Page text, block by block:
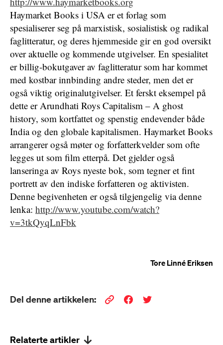
Haymarket Books i USA er et forlag som
spesialiserer seg på marxistisk, sosialistisk og radikal
faglitteratur, og deres hjemmeside gir en god oversikt
over aktuelle og kommende utgivelser. En spesialitet
er billig-bokutgaver av faglitteratur som har kommet
med kostbar innbinding andre steder, men det er
også viktig originalutgivelser. Et ferskt eksempel på
dette er Arundhati Roys Capitalism – A ghost
history, som kortfattet og spenstig endevender både
India og den globale kapitalismen. Haymarket Books
arrangerer også møter og forfatterkvelder som ofte
legges ut som film etterpå. Det gjelder også
lanseringa av Roys nyeste bok, som tegner et fint
portrett av den indiske forfatteren og aktivisten.
Denne begivenheten er også tilgjengelig via denne
lenka: http://www.youtube.com/watch?
v=3tkQyqLnFbk
Tore Linné Eriksen
Del denne artikkelen:
Relaterte artikler